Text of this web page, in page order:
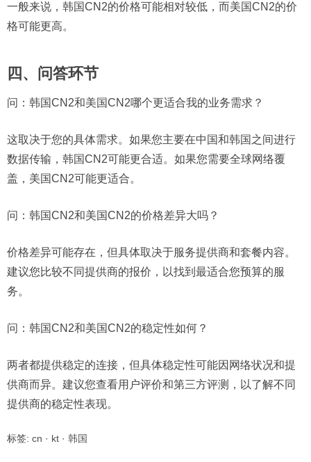
一般来说，韩国CN2的价格可能相对较低，而美国CN2的价
格可能更高。
四、问答环节
问：韩国CN2和美国CN2哪个更适合我的业务需求？
这取决于您的具体需求。如果您主要在中国和韩国之间进行
数据传输，韩国CN2可能更合适。如果您需要全球网络覆
盖，美国CN2可能更适合。
问：韩国CN2和美国CN2的价格差异大吗？
价格差异可能存在，但具体取决于服务提供商和套餐内容。
建议您比较不同提供商的报价，以找到最适合您预算的服
务。
问：韩国CN2和美国CN2的稳定性如何？
两者都提供稳定的连接，但具体稳定性可能因网络状况和提
供商而异。建议您查看用户评价和第三方评测，以了解不同
提供商的稳定性表现。
标签: cn · kt · 韩国